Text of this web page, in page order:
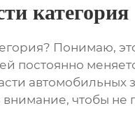
категория
? Понимаю,
постоянно
автомобильных
чтобы